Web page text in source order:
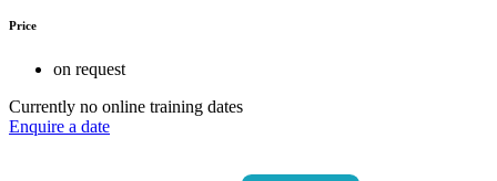
Price
on request
Currently no online training dates
Enquire a date